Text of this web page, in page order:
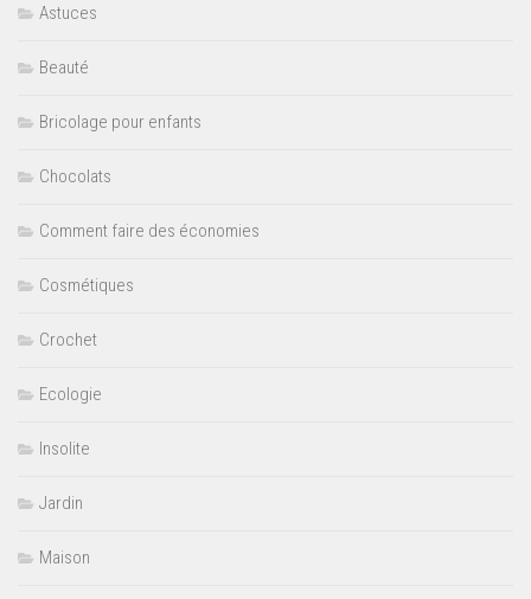
Astuces
Beauté
Bricolage pour enfants
Chocolats
Comment faire des économies
Cosmétiques
Crochet
Ecologie
Insolite
Jardin
Maison